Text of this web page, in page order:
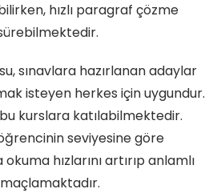
hızlı paragraf çözme
sınavlara hazırlanan adaylar
isteyen herkes için uygundur.
kurslara katılabilmektedir.
seviyesine göre
hızlarını artırıp anlamlı